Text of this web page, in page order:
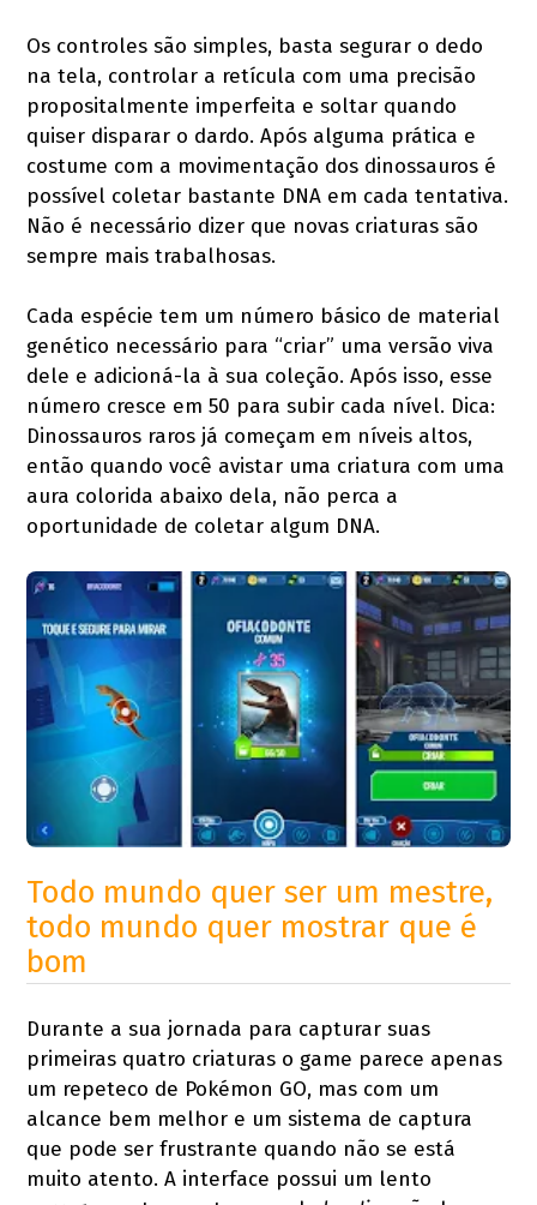
Os controles são simples, basta segurar o dedo
na tela, controlar a retícula com uma precisão
propositalmente imperfeita e soltar quando
quiser disparar o dardo. Após alguma prática e
costume com a movimentação dos dinossauros é
possível coletar bastante DNA em cada tentativa.
Não é necessário dizer que novas criaturas são
sempre mais trabalhosas.
Cada espécie tem um número básico de material
genético necessário para “criar” uma versão viva
dele e adicioná-la à sua coleção. Após isso, esse
número cresce em 50 para subir cada nível. Dica:
Dinossauros raros já começam em níveis altos,
então quando você avistar uma criatura com uma
aura colorida abaixo dela, não perca a
oportunidade de coletar algum DNA.
Todo mundo quer ser um mestre,
todo mundo quer mostrar que é
bom
Durante a sua jornada para capturar suas
primeiras quatro criaturas o game parece apenas
um repeteco de Pokémon GO, mas com um
alcance bem melhor e um sistema de captura
que pode ser frustrante quando não se está
muito atento. A interface possui um lento